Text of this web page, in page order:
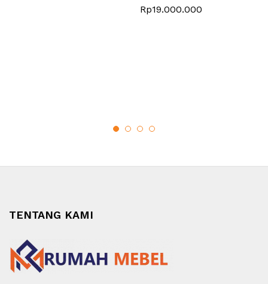
Rp19.000.000
TENTANG KAMI